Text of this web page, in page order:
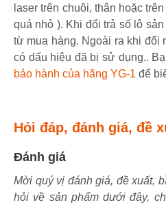
laser trên chuôi, thân hoặc
quá nhỏ ). Khi đổi trả số lô
từ mua hàng. Ngoài ra khi đổi
có dấu hiệu đã bị sử dụng..
bảo hành của hãng YG-1 để
Hỏi đáp, đánh giá, đề
Đánh giá
Mời quý vị đánh giá, đề xuất,
hỏi về sản phẩm dưới đây,